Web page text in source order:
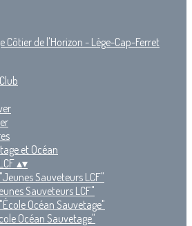
et Océan
▴▾
Sauveteurs LCF"
Sauveteurs LCF"
Océan Sauvetage"
Océan Sauvetage"